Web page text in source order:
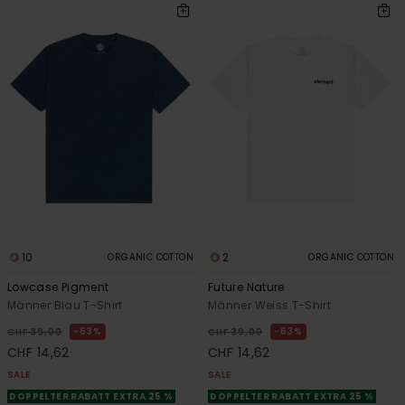
10 ORGANIC COTTON
Lowcase Pigment
Männer Blau T-Shirt
CHF 39,00 63%
CHF 14,62
SALE
DOPPELTER RABATT EXTRA 25 %
2 ORGANIC COTTON
Future Nature
Männer Weiss T-Shirt
CHF 39,00 63%
CHF 14,62
SALE
DOPPELTER RABATT EXTRA 25 %